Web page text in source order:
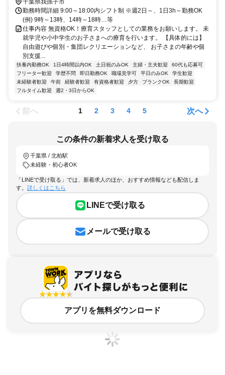
勤務時間詳細 9:00～18:00内シフト制 ※週2日～、1日3h～勤務OK
(例) 9時～13時、14時～18時…等
仕事内容 無資格OK！療育スタッフとしての業務をお願いします。 未
就学児や小中学生のお子さまへの療育を行います。 【具体的には】
自由遊びや個別・集団レクリエーションなど、 お子さまの年齢や個
別支援...
扶養内勤務OK 1日4時間以内OK 土日祝のみOK 主婦・主夫歓迎
60代も応募可
フリーター歓迎
学歴不問 即日勤務OK 職場見学可 平日のみOK
学生歓迎
未経験者歓迎
午前 経験者歓迎 有資格者歓迎 夕方 ブランクOK
長期歓迎
フルタイム歓迎
週2・3日からOK
前へ 1 2 3 4 5 次へ
この条件の新着求人を受け取る
千葉県 / 北柏駅
未経験・初心者OK
「LINEで受け取る」では、新着求人のほか、おすすめ情報なども配信しま
す。 詳しくはこちら
LINEで受け取る
メールで受け取る
アプリを無料ダウンロード